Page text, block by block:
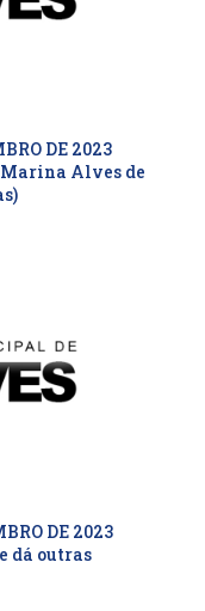
DE 2023
Alves de
DE 2023
dá outras